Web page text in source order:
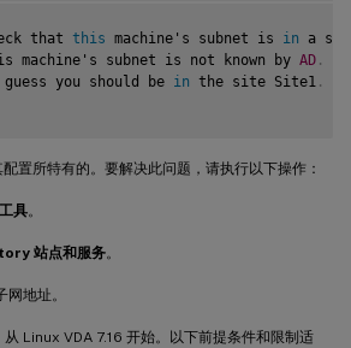
that this machine's subnet is in a
machine's subnet is not known by AD .
guess you should be in the site Site1 .
置所特有的。要解决此问题，请执行以下操作：
具。
站点和服务。
地址。
从 Linux VDA 7.16 开始。以下前提条件和限制适